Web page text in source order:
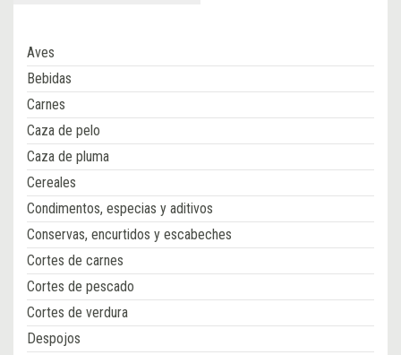
Aves
Bebidas
Carnes
Caza de pelo
Caza de pluma
Cereales
Condimentos, especias y aditivos
Conservas, encurtidos y escabeches
Cortes de carnes
Cortes de pescado
Cortes de verdura
Despojos